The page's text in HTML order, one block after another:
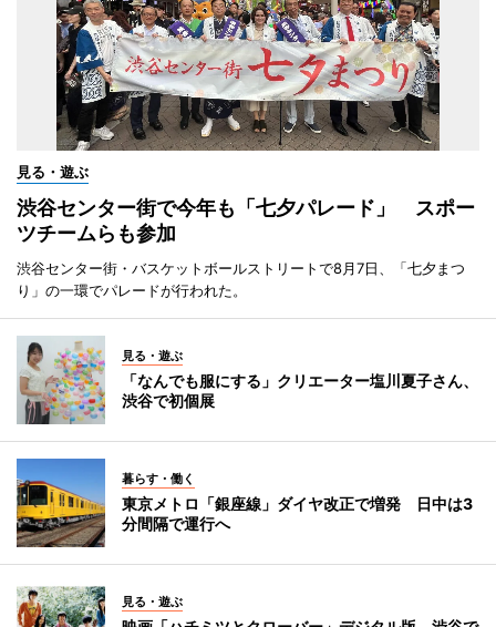
見る・遊ぶ
渋谷センター街で今年も「七夕パレード」 スポー
ツチームらも参加
渋谷センター街・バスケットボールストリートで8月7日、「七夕まつ
り」の一環でパレードが行われた。
見る・遊ぶ
「なんでも服にする」クリエーター塩川夏子さん、
渋谷で初個展
暮らす・働く
東京メトロ「銀座線」ダイヤ改正で増発 日中は3
分間隔で運行へ
見る・遊ぶ